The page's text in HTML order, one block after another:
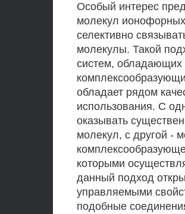
Особый интерес
молекул
селективно
молекулы. Такой
систем, обладающих
обладает рядом
использования. С
оказывать
молекул, с другой -
которыми
данный подход
управляемыми
подобные